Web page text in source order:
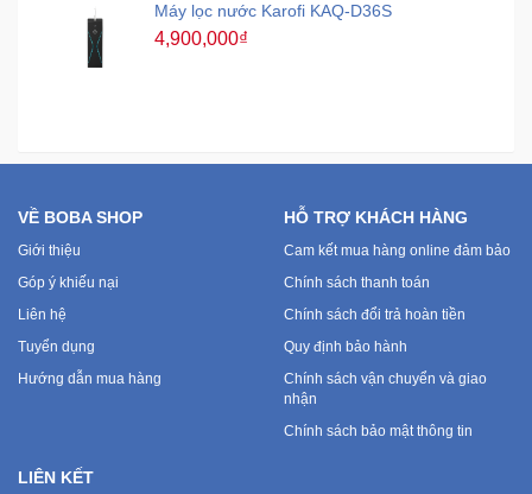
Máy lọc nước Karofi KAQ-D36S
4,900,000₫
VỀ BOBA SHOP
Giới thiệu
Góp ý khiếu nại
Liên hệ
Tuyển dụng
Hướng dẫn mua hàng
HỖ TRỢ KHÁCH HÀNG
Cam kết mua hàng online đảm bảo
Chính sách thanh toán
Chính sách đổi trả hoàn tiền
Quy định bảo hành
Chính sách vận chuyển và giao
nhận
Chính sách bảo mật thông tin
LIÊN KẾT